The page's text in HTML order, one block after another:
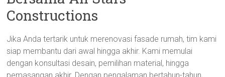
Constructions
Jika Anda tertarik untuk merenovasi fasade rumah, tim kami
siap membantu dari awal hingga akhir. Kami memulai
dengan konsultasi desain, pemilihan material, hingga